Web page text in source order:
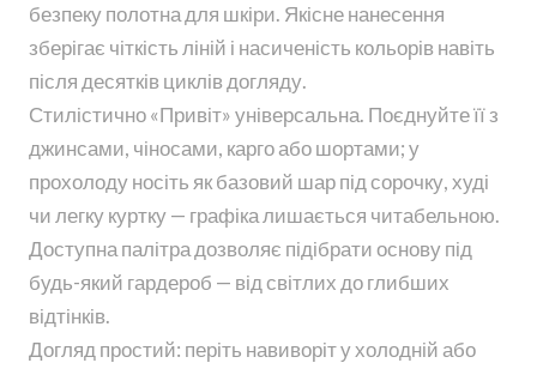
безпеку полотна для шкіри. Якісне нанесення
зберігає чіткість ліній і насиченість кольорів навіть
після десятків циклів догляду.
Стилістично «Привіт» універсальна. Поєднуйте її з
джинсами, чіносами, карго або шортами; у
прохолоду носіть як базовий шар під сорочку, худі
чи легку куртку — графіка лишається читабельною.
Доступна палітра дозволяє підібрати основу під
будь-який гардероб — від світлих до глибших
відтінків.
Догляд простий: періть навиворіт у холодній або